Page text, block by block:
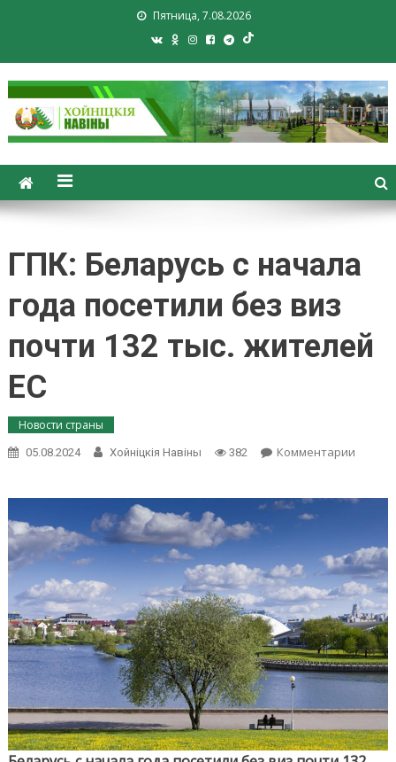
Пятница, 7.08.2026
Хойники. Хойнiцкiя навiны.
Новости Хойник. Районная
ГПК: Беларусь с начала
года посетили без виз
почти 132 тыс. жителей
ЕС
Новости страны
05.08.2024 Хойнiцкiя Навiны 382 Комментарииon
с
без
виз
почти
132
тыс.
ЕС